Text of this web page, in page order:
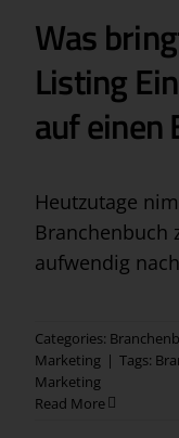
Was
Listing
auf einen
Heutzutage
Branchenbuch
aufwendig
Categories:
Marketing | Tags:
Marketing
Read More